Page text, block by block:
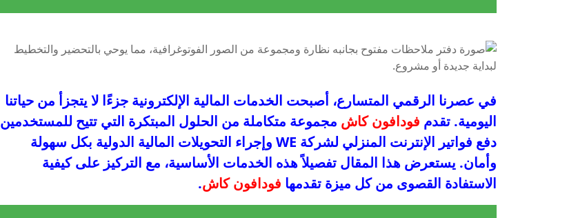
في عصرنا الرقمي المتسارع، أصبحت الخدمات المالية الإلكترونية جزءًا لا يتجزأ من حياتنا
اليومية. تقدم فودافون كاش مجموعة متكاملة من الحلول المبتكرة التي تتيح للمستخدمين
دفع فواتير الإنترنت المنزلي لشركة WE وإجراء التحويلات المالية الدولية بكل سهولة
وأمان. يستعرض هذا المقال تفصيلاً هذه الخدمات الأساسية، مع التركيز على كيفية
الاستفادة القصوى من كل ميزة تقدمها فودافون كاش.